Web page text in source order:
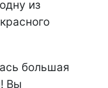
из
большая
Вы